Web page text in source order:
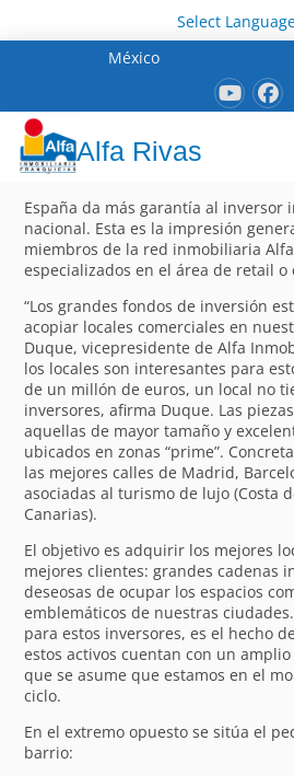
Select
México
Alfa Rivas
España da más garantía al inversor
nacional. Esta es la impresión
miembros de la red inmobiliaria
especializados en el área de retail o
“Los grandes fondos de inversión
acopiar locales comerciales en
Duque, vicepresidente de Alfa
los locales son interesantes para
de un millón de euros, un local no
inversores, afirma Duque. Las
aquellas de mayor tamaño y
ubicados en zonas “prime”.
las mejores calles de Madrid,
asociadas al turismo de lujo (Costa
Canarias).
El objetivo es adquirir los mejores
mejores clientes: grandes cadenas
deseosas de ocupar los espacios
emblemáticos de nuestras
para estos inversores, es el hecho
estos activos cuentan con un
que se asume que estamos en el
ciclo.
En el extremo opuesto se sitúa el
barrio: